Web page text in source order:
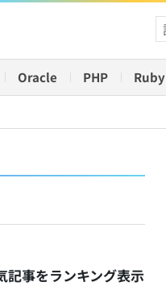
Oracle PHP Ruby
事をランキング表示